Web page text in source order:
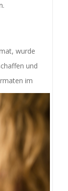
wurde
und
im